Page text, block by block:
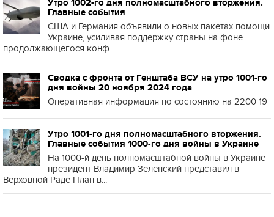
Утро 1002-го дня полномасштабного вторжения.
Главные события
США и Германия объявили о новых пакетах помощи
Украине, усиливая поддержку страны на фоне
продолжающегося конф...
Сводка с фронта от Генштаба ВСУ на утро 1001-го
дня войны 20 ноября 2024 года
Оперативная информация по состоянию на 2200 19
Утро 1001-го дня полномасштабного вторжения.
Главные события 1000-го дня войны в Украине
На 1000-й день полномасштабной войны в Украине
президент Владимир Зеленский представил в
Верховной Раде План в...